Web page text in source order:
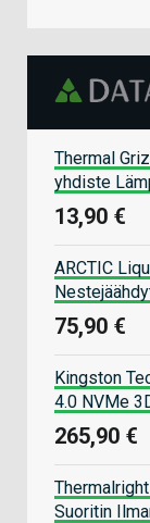
Thermal
yhdiste
13,90 €
ARCTIC
75,90 €
Kingston
4.0 NVMe
265,90 €
Suoritin